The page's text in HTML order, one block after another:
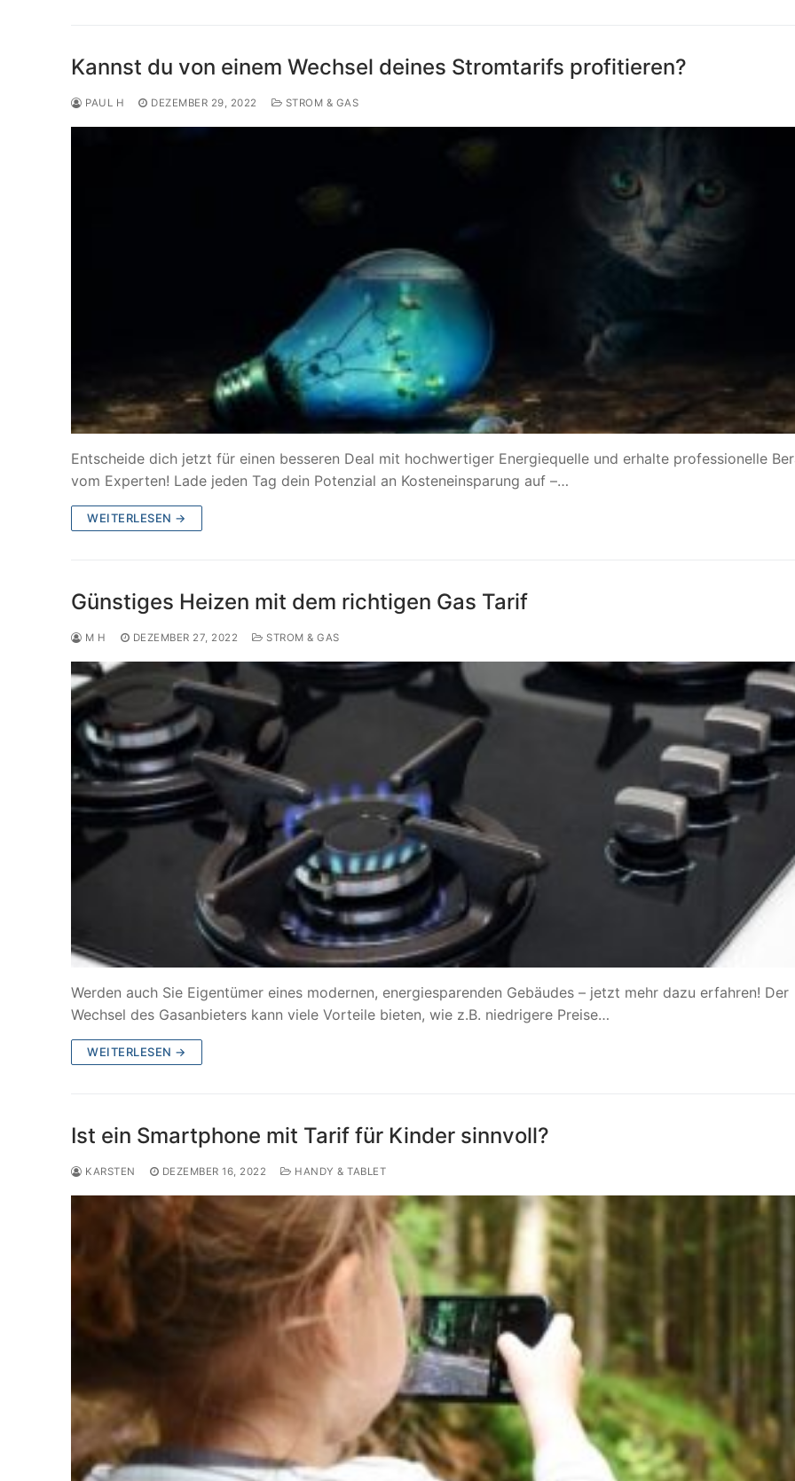
Kannst du von einem Wechsel deines Stromtarifs profitieren?
PAUL H DEZEMBER 29, 2022 STROM & GAS
Entscheide dich jetzt für einen besseren Deal mit hochwertiger Energiequelle und erhalte professionelle
vom Experten! Lade jeden Tag dein Potenzial an Kosteneinsparung auf –…
WEITERLESEN →
Günstiges Heizen mit dem richtigen Gas Tarif
M H DEZEMBER 27, 2022 STROM & GAS
Werden auch Sie Eigentümer eines modernen, energiesparenden Gebäudes – jetzt mehr dazu erfahren! Der
Wechsel des Gasanbieters kann viele Vorteile bieten, wie z.B. niedrigere Preise…
WEITERLESEN →
Ist ein Smartphone mit Tarif für Kinder sinnvoll?
KARSTEN DEZEMBER 16, 2022 HANDY & TABLET